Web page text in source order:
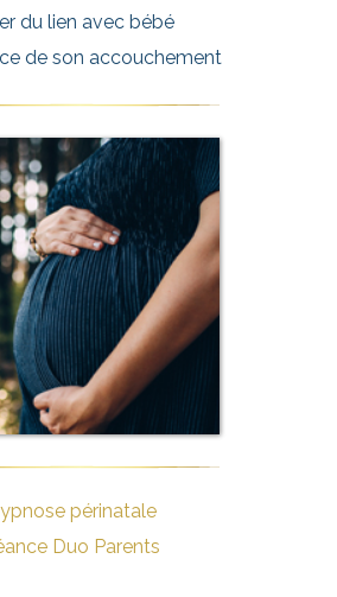
du lien avec bébé
de son accouchement
périnatale
Duo Parents